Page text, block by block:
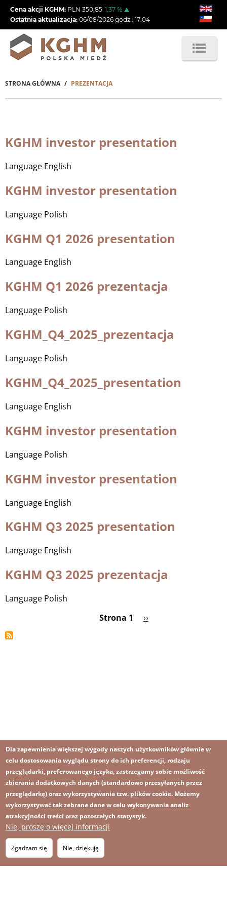
Przejdź
treści
Cena akcji KGHM: PLN 350,85 1,37 %
Ostatnia aktualizacja: 06/08/2026 godz.: 17:04
Ścieżka
STRONA GŁÓWNA PREZENTACJA
KGHM investor presentation
Language English
KGHM investor presentation
Language Polish
KGHM Q1 2026 presentation
Language English
KGHM Q1 2026 prezentacja
Language Polish
KGHM_Q4_2025_prezentacja
Language Polish
KGHM_Q4_2025_presentation
Language English
KGHM investor presentation
Language Polish
KGHM investor presentation
Language English
KGHM Q3 2025 presentation
Language English
KGHM Q3 2025 prezentacja
Language Polish
Strona 1
Następna
››
Footer
menu
Zapisz się na newsletter
Obraz
MAPA STRONY
OBRAZ
Dla zapewnienia większej wygody naszych użytkowników głównie w
celu dostosowania wyglądu strony do ich preferencji, rodzaju
przeglądarki, preferowanego języka, zastrzegamy sobie możliwość
zbierania dodatkowych danych (standardowo przesyłanych przez
przeglądarkę) oraz wykorzystywania tzw. plików cookie. Możemy
wykorzystywać tak zebrane dane w celu wykonywania analiz
atrakcyjności treści oraz pozostałych statystyk.
Nie, proszę o więcej informacji
Zgadzam się Nie, dziękuję